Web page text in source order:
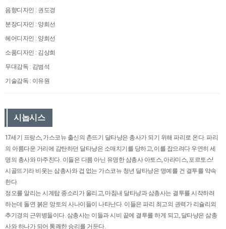
음향디자인 : 권도경
분장디자인 : 양희선
헤어디자인 : 양희선
소품디자인 : 김상희
무대감독 : 김범석
기술감독 : 이유원
시놉시스
17세기 프랑스, 가스코뉴 출신의 촌뜨기 달타냥은 총사가 되기 위해 파리로 온다. 파리
의 아름다운 거리에 감탄하던 달타냥은 소매치기를 당하고, 이를 잡으려다 우연히 세
명의 총사와 마주친다. 이들은 다름 아닌 유명한 삼총사 아토스, 아라미스, 포르토스!
시골뜨기라 비웃는 삼총사와 겁 없는 가스코뉴 청년 달타냥은 명예를 건 결투를 약속
한다.
정오를 알리는 시계탑 종소리가 울리고, 마침내 달타냥과 삼총사는 결투를 시작하려
하는데 돌연 붉은 망토의 사나이들이 나타난다. 이들은 파리 최고의 권력가 리슐리외
추기경의 근위병들이다. 삼총사는 이들과 시비 끝에 결투를 하게 되고, 달타냥은 삼총
사와 하나가 되어 통쾌한 승리를 거둔다.